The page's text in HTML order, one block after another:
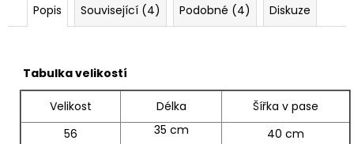
Popis Související (4) Podobné (4) Diskuze
Tabulka velikostí
Velikost Délka
Šířka v pase
56
35 cm
40 cm